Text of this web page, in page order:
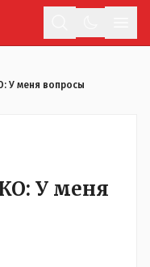
У меня вопросы
У меня